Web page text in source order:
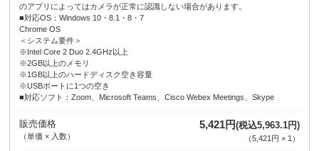
のアプリによってはカメラが正常に認識しない場合があります。
■対応OS：Windows 10・8.1・8・7
Chrome OS
＜システム要件＞
※Intel Core 2 Duo 2.4GHz以上
※2GB以上のメモリ
※1GB以上のハードディスク空き容量
※USBポートに1つの空き
■対応ソフト：Zoom、Microsoft Teams、Cisco Webex Meetings、Skype
販売価格
（単価 × 入数）
5,421円(税込5,963.1円)
（5,421円 × 1 ）